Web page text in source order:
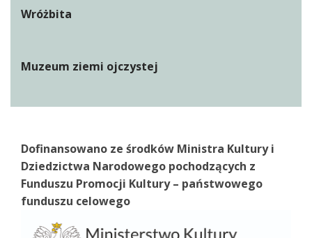
Wróżbita
Muzeum ziemi ojczystej
Dofinansowano ze środków Ministra Kultury i
Dziedzictwa Narodowego pochodzących z
Funduszu Promocji Kultury – państwowego
funduszu celowego